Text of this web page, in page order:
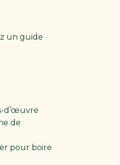
un guide
d’œuvre
de
pour boire